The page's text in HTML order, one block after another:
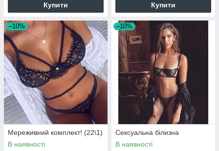
Купити Купити
–10%
Мереживний комплект! (22\1)
В наявності
–10%
Сексуальна білизна
В наявності